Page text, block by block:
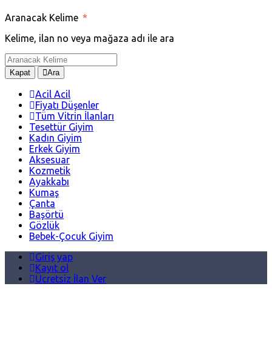
Aranacak Kelime *
Kelime, ilan no veya mağaza adı ile ara
Kapat Ara
Acil Acil
Fiyatı Düşenler
Tüm Vitrin İlanları
Tesettür Giyim
Kadın Giyim
Erkek Giyim
Aksesuar
Kozmetik
Ayakkabı
Kumaş
Çanta
Başörtü
Gözlük
Bebek-Çocuk Giyim
Giriş yap
Kayıt ol
Ücretsiz İlan Ver